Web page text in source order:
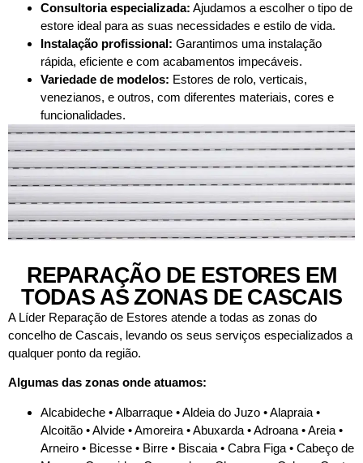
Consultoria especializada: Ajudamos a escolher o tipo de
estore ideal para as suas necessidades e estilo de vida.
Instalação profissional: Garantimos uma instalação
rápida, eficiente e com acabamentos impecáveis.
Variedade de modelos: Estores de rolo, verticais,
venezianos, e outros, com diferentes materiais, cores e
funcionalidades.
REPARAÇÃO DE ESTORES EM
TODAS AS ZONAS DE CASCAIS
A Líder Reparação de Estores atende a todas as zonas do
concelho de Cascais, levando os seus serviços especializados a
qualquer ponto da região.
Algumas das zonas onde atuamos:
Alcabideche • Albarraque • Aldeia do Juzo • Alapraia •
Alcoitão • Alvide • Amoreira • Abuxarda • Adroana • Areia •
Arneiro • Bicesse • Birre • Biscaia • Cabra Figa • Cabeço de